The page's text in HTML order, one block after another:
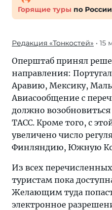
Горящие туры по России
Редакция «Тонкостей» • 15
Оперштаб принял
направления:
Аравию, Мексику,
Авиасообщение с
должно
ТАСС. Кроме того, с
увеличено число
Финляндию, Южную
Из всех
туристам пока
Желающим туда
электронное